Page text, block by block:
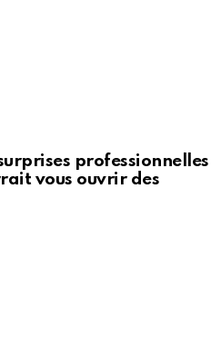
professionnelles
vous ouvrir des